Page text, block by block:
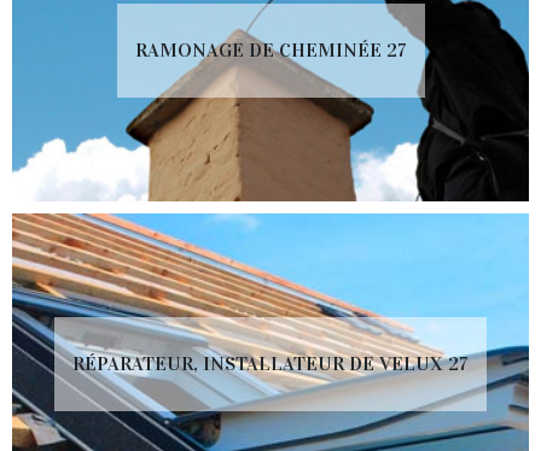
RAMONAGE DE CHEMINÉE 27
RÉPARATEUR, INSTALLATEUR DE VELUX 27